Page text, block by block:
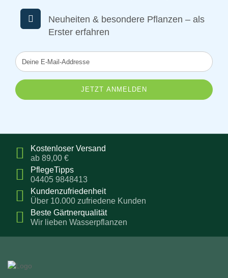
Neuheiten & besondere Pflanzen – als
Erster erfahren
Deine
E-
Mail-
Addresse
Kostenloser Versand
ab 89,00 €
PflegeTipps
04405 9848413
Kundenzufriedenheit
Über 10.000 zufriedene Kunden
Beste Gärtnerqualität
Wir lieben Wasserpflanzen